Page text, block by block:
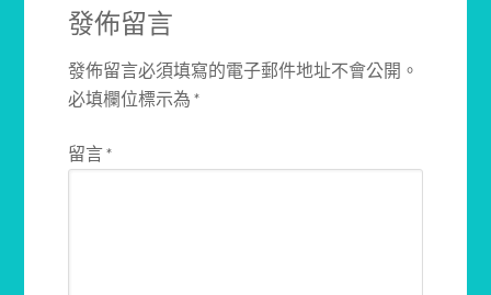
發佈留言
發佈留言必須填寫的電子郵件地址不會公開。
必填欄位標示為*
留言*